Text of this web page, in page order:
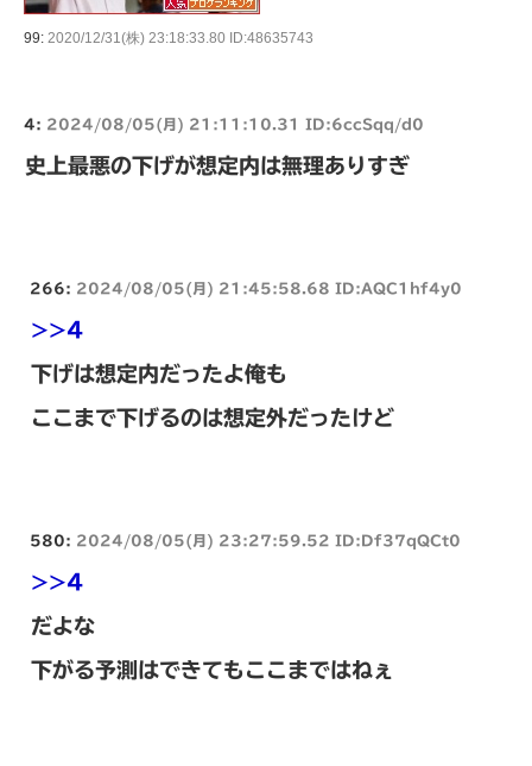
99: 2020/12/31(株) 23:18:33.80 ID:48635743
4: 2024/08/05(月) 21:11:10.31 ID:6ccSqq/d0
史上最悪の下げが想定内は無理ありすぎ
266: 2024/08/05(月) 21:45:58.68 ID:AQC1hf4y0
>>4
下げは想定内だったよ俺も
ここまで下げるのは想定外だったけど
580: 2024/08/05(月) 23:27:59.52 ID:Df37qQCt0
>>4
だよな
下がる予測はできてもここまではねぇ